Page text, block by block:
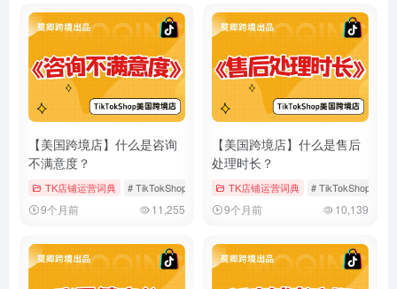
【美国跨境店】什么是咨询
不满意度？
TK店铺运营词典 # TikTokShop # 咨询不满意度 # 售后服务
9个月前 11,255
【美国跨境店】什么是售后
处理时长？
TK店铺运营词典 # TikTokShop
9个月前 10,139